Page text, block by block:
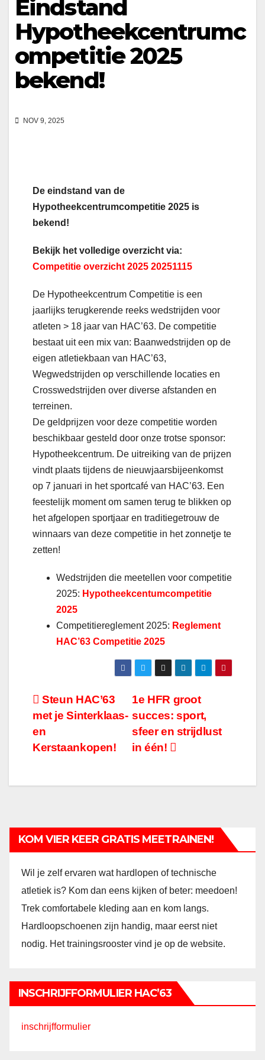
Eindstand
Hypotheekcentrumc
ompetitie 2025
bekend!
NOV 9, 2025
De eindstand van de
Hypotheekcentrumcompetitie 2025 is
bekend!
Bekijk het volledige overzicht via:
Competitie overzicht 2025 20251115
De Hypotheekcentrum Competitie is een
jaarlijks terugkerende reeks wedstrijden voor
atleten > 18 jaar van HAC’63. De competitie
bestaat uit een mix van: Baanwedstrijden op de
eigen atletiekbaan van HAC’63,
Wegwedstrijden op verschillende locaties en
Crosswedstrijden over diverse afstanden en
terreinen.
De geldprijzen voor deze competitie worden
beschikbaar gesteld door onze trotse sponsor:
Hypotheekcentrum. De uitreiking van de prijzen
vindt plaats tijdens de nieuwjaarsbijeenkomst
op 7 januari in het sportcafé van HAC’63. Een
feestelijk moment om samen terug te blikken op
het afgelopen sportjaar en traditiegetrouw de
winnaars van deze competitie in het zonnetje te
zetten!
Wedstrijden die meetellen voor competitie
2025: Hypotheekcentumcompetitie
2025
Competitiereglement 2025: Reglement
HAC’63 Competitie 2025
Bericht
navigatie
1e HFR groot
succes: sport,
sfeer en strijdlust
in één!
Steun HAC’63
met je Sinterklaas-
en
Kerstaankopen!
KOM VIER KEER GRATIS MEETRAINEN!
Wil je zelf ervaren wat hardlopen of technische
atletiek is? Kom dan eens kijken of beter: meedoen!
Trek comfortabele kleding aan en kom langs.
Hardloopschoenen zijn handig, maar eerst niet
nodig. Het trainingsrooster vind je op de website.
INSCHRIJFFORMULIER HAC’63
inschrijfformulier